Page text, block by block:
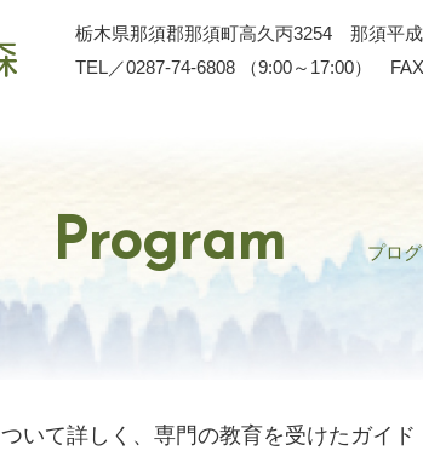
栃木県那須郡那須町高久丙3254 那須平
TEL／0287-74-6808 （9:00～17:00）
Program プロ
いて詳しく、専門の教育を受けたガイ